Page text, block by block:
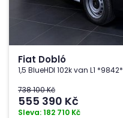
Fiat Dobló
1,5 BlueHDI 102k van L1 *9842*
738 100 Kč
555 390 Kč
Sleva: 182 710 Kč